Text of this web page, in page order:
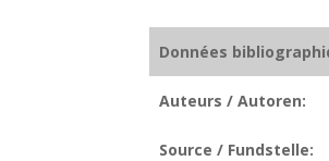
Données
Auteurs / Autoren:
Source / Fundstelle: